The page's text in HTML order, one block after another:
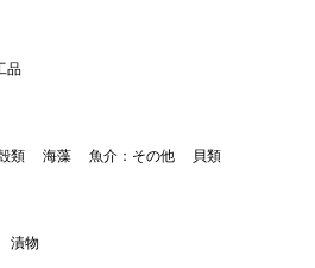
品
類 海藻 魚介：その他 貝類
漬物